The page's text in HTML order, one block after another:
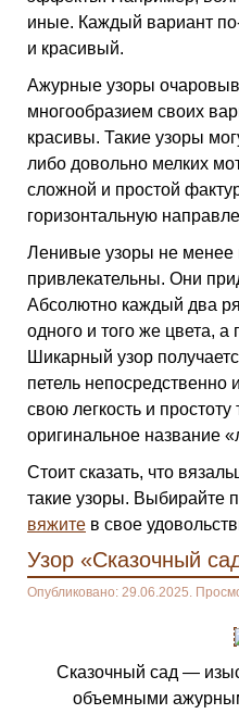
иные. Каждый вариант
и красивый.
Ажурные узоры
многообразием своих
красивы. Такие узоры
либо довольно мелких
сложной и простой
горизонтальную
Ленивые узоры не менее
привлекательны. Они
Абсолютно каждый два
одного и того же цвета, а
Шикарный узор
петель
свою легкость и
оригинальное название
Стоит сказать, что
такие узоры. Выбирайте
вяжите в свое
Узор «Сказочный
Опубликовано: 29.06.2025.
Сказочный сад —
объемными